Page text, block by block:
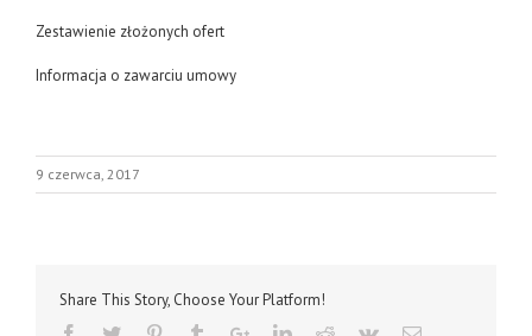
Zestawienie złożonych ofert
Informacja o zawarciu umowy
9 czerwca, 2017
Share This Story, Choose Your Platform!